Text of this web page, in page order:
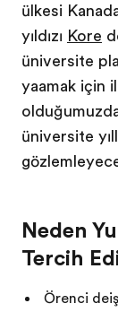
ülkesi
yıldızı Kore
üniversite
yaşamak için
üniversite
Neden
Tercih
Öğrenci